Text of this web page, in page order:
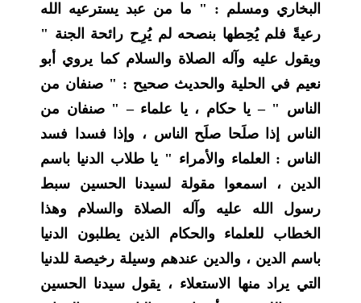
البخاري ومسلم : " ما من عبد يسترعيه الله
رعيةً فلم يُحِطها بنصحه لم يُرِح رائحة الجنة "
ويقول عليه وآله الصلاة والسلام كما يروي أبو
نعيم في الحلية والحديث صحيح : " صنفان من
الناس " – يا حكام ، يا علماء – " صنفان من
الناس إذا صلَحا صلَح الناس ، وإذا فسدا فسد
الناس : العلماء والأمراء " يا طلاب الدنيا باسم
الدين ، اسمعوا مقولة لسيدنا الحسين سبط
رسول الله عليه وآله الصلاة والسلام وهذا
الخطاب للعلماء والحكام الذين يطلبون الدنيا
باسم الدين ، والدين عندهم وسيلة رخيصة للدنيا
التي يراد منها الاستعلاء ، يقول سيدنا الحسين